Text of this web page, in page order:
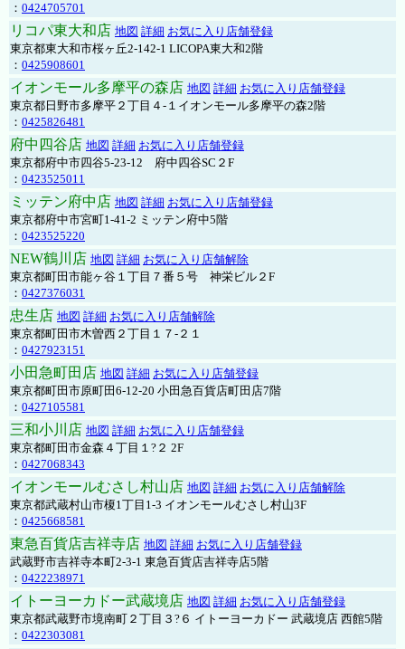
： 0424705701
リコパ東大和店 地図 詳細 お気に入り店舗登録
東京都東大和市桜ヶ丘2-142-1 LICOPA東大和2階
： 0425908601
イオンモール多摩平の森店 地図 詳細 お気に入り店舗登録
東京都日野市多摩平２丁目４-１イオンモール多摩平の森2階
： 0425826481
府中四谷店 地図 詳細 お気に入り店舗登録
東京都府中市四谷5-23-12 府中四谷SC２F
： 0423525011
ミッテン府中店 地図 詳細 お気に入り店舗登録
東京都府中市宮町1-41-2 ミッテン府中5階
： 0423525220
NEW鶴川店 地図 詳細 お気に入り店舗解除
東京都町田市能ヶ谷１丁目７番５号 神栄ビル２F
： 0427376031
忠生店 地図 詳細 お気に入り店舗解除
東京都町田市木曽西２丁目１７-２１
： 0427923151
小田急町田店 地図 詳細 お気に入り店舗登録
東京都町田市原町田6-12-20 小田急百貨店町田店7階
： 0427105581
三和小川店 地図 詳細 お気に入り店舗登録
東京都町田市金森４丁目１?２ 2F
： 0427068343
イオンモールむさし村山店 地図 詳細 お気に入り店舗解除
東京都武蔵村山市榎1丁目1-3 イオンモールむさし村山3F
： 0425668581
東急百貨店吉祥寺店 地図 詳細 お気に入り店舗登録
武蔵野市吉祥寺本町2-3-1 東急百貨店吉祥寺店5階
： 0422238971
イトーヨーカドー武蔵境店 地図 詳細 お気に入り店舗登録
東京都武蔵野市境南町２丁目３?６ イトーヨーカドー 武蔵境店 西館5階
： 0422303081